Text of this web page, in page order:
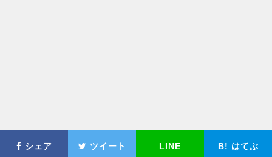
シェア ツイート LINE B! はてぶ